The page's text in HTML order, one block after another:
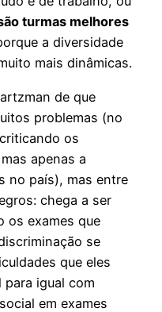
turmas melhores
a diversidade
mais dinâmicas.
de que
problemas (no
os
apenas a
no país), mas entre
chega a ser
os exames que
se
que eles
igual com
em exames